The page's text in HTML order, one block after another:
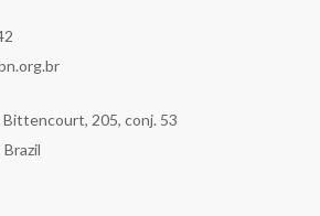
Bittencourt, 205, conj. 53
Brazil